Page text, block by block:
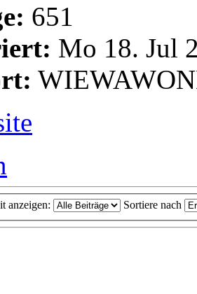
651
Mo 18. Jul
anzeigen: Sortiere nach